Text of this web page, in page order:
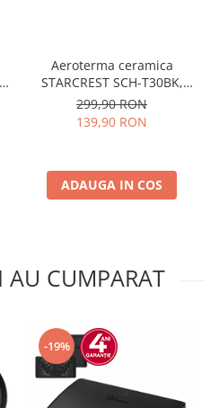
Aeroterma ceramica
STARCREST SCH-T30BK,
2000W, Control digital,
Functie de oscilare,
Siguranta anti cadere,
Protectie supraincalzire
299,90 RON
139,90 RON
ADAUGA IN COS
AU CUMPARAT
-19%